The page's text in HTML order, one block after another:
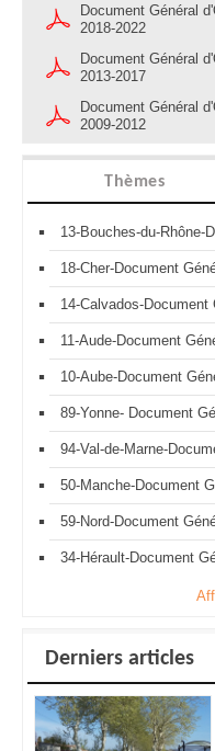
Document Général
2018-2022
Document Général
2013-2017
Document Général
2009-2012
Thèmes
13-Bouches-du-Rhône-
18-Cher-Document
14-Calvados-Document
11-Aude-Document
10-Aube-Document
89-Yonne- Document
94-Val-de-Marne-
50-Manche-Document
59-Nord-Document
34-Hérault-Document
Derniers articles